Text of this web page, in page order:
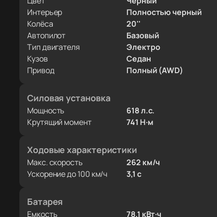
Интерьер
Полностью черный
Колёса
20''
Автопилот
Базовый
Тип двигателя
Электро
Кузов
Седан
Привод
Полный (AWD)
Силовая установка
Мощность
618 л.с.
Крутящий момент
741 Н·м
Ходовые характеристики
Макс. скорость
262 км/ч
Ускорение до 100 км/ч
3,1 с
Батарея
Емкость 78,1 кВт·ч